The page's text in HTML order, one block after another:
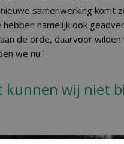
samenwerking komt
hebben namelijk ook
de orde, daarvoor
we nu.'
kunnen wij niet